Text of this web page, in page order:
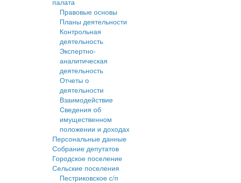
палата
Правовые основы
Планы деятельности
Контрольная
деятельность
Экспертно-
аналитическая
деятельность
Отчеты о
деятельности
Взаимодействие
Сведения об
имущественном
положении и доходах
Персональные данные
Собрание депутатов
Городское поселение
Сельские поселения
Пестриковское с/п